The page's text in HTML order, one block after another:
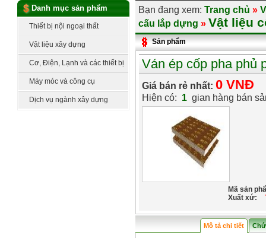
Danh mục sản phẩm
Thiết bị nội ngoại thất
Vật liệu xây dựng
Cơ, Điện, Lạnh và các thiết bị
công nghệ
Máy móc và công cụ
Dịch vụ ngành xây dựng
Bạn đang xem: Trang chủ »
cấu lắp dựng » Vật liệu
Sản phẩm
Ván ép cốp pha phủ
Giá bán rẻ nhất: 0 VNĐ
Hiện có: 1gian hàng bán
Mã sản
Xuất xứ:
Mô tả chi tiết